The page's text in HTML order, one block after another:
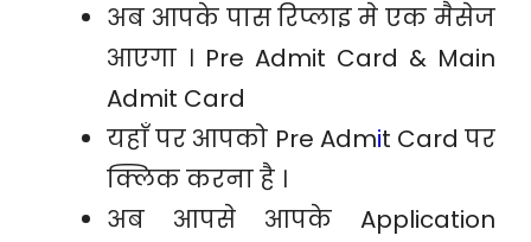
अब आपके पास रिप्लाइ मे एक मैसेज
आएगा । Pre Admit Card & Main
Admit Card
यहाँ पर आपको Pre Admit Card पर
क्लिक करना है ।
अब आपसे आपके Application